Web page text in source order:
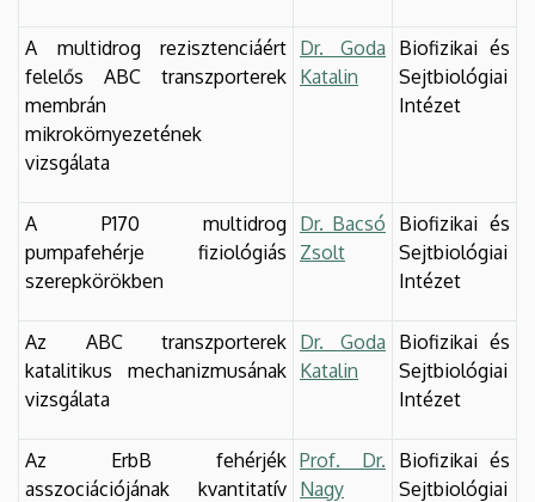
A multidrog rezisztenciáért
felelős ABC transzporterek
membrán
mikrokörnyezetének
vizsgálata
Dr. Goda
Katalin
Biofizikai és
Sejtbiológiai
Intézet
A P170 multidrog
pumpafehérje fiziológiás
szerepkörökben
Dr. Bacsó
Zsolt
Biofizikai és
Sejtbiológiai
Intézet
Az ABC transzporterek
katalitikus mechanizmusának
vizsgálata
Dr. Goda
Katalin
Biofizikai és
Sejtbiológiai
Intézet
Az ErbB fehérjék
asszociációjának kvantitatív
Prof. Dr.
Nagy
Biofizikai és
Sejtbiológiai